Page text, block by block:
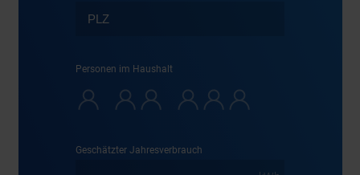
Personen im Haushalt
Geschätzter Jahresverbrauch